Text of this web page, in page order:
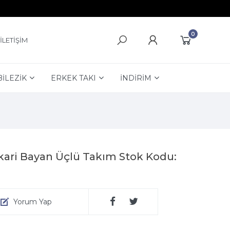
İLETİŞİM
0
ERKEK TAKI İNDİRİM
Bayan Üçlü Takım Stok Kodu:
Yorum Yap